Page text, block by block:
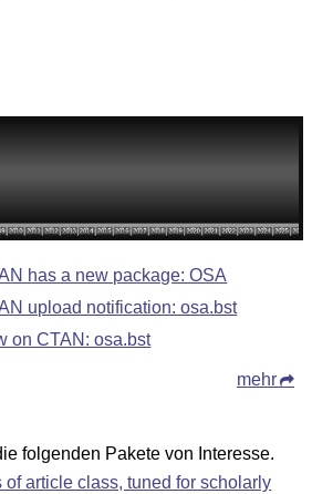
has a new package: OSA
upload notification: osa.bst
on CTAN: osa.bst
mehr
folgenden Pakete von Interesse.
of article class, tuned for scholarly